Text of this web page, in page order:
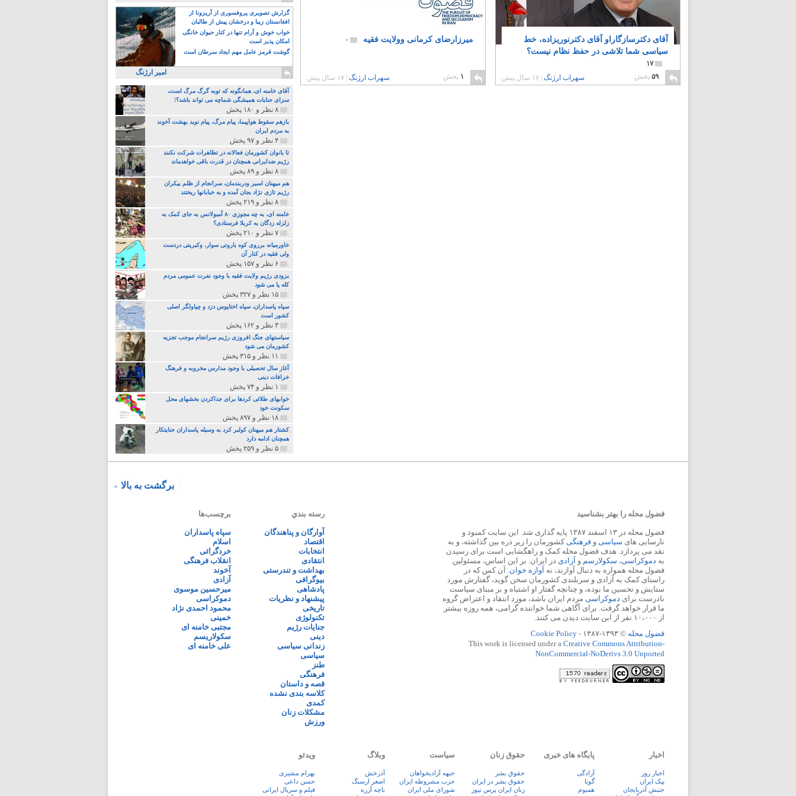
آقای دکترسازگاراو آقای دکترنوریزاده، خط
سیاسی شما تلاشی در حفظ نظام نیست؟
۱۷
۵۹ پخش سهراب ارژنگ |۱۷ سال پیش
میرزارضای کرمانی وولایت فقیه ۰
۱ پخش سهراب ارژنگ ۱۷ سال پیش
گزارش تصویری پروفسوری از آریزونا از
افغانستان زیبا و درخشان پیش از طالبان
خواب خوش و آرام تنها در کنار حیوان خانگی
امکان پذیر است
گوشت قرمز عامل مهم ایجاد سرطان است
امیر ارژنگ
آقای خامنه ای، همانگونه که توبه گرگ مرگ است،
سزای جنایات همیشگی شماچه می تواند باشد؟!
۸ نظر و ۱۸۰ پخش
بازهم سقوط هواپیما، پیام مرگ، پیام نوید بهشت آخوند
به مردم ایران
۴ نظر و ۹۷ پخش
تا بانوان کشورمان فعالانه در تظاهرات شرکت نکنند
رژیم ضدایرانی همچنان در قدرت باقی خواهدماند
۸ نظر و ۸۹ پخش
هم میهنان اسیر ودربندمان، سرانجام از ظلم بیکران
رژیم تازی نژاد بجان آمده و به خبابانها ریختند
۸ نظر و ۲۱۹ پخش
خامنه ای، به چه مجوزی ۸۰ آمبولانس به جای کمک به
زلزله زدگان به کربلا فرستادی؟
۷ نظر و ۲۱۰ پخش
خاورمیانه برروی کوه باروتی سوار، وکبریتی دردست
ولی فقیه در کنار آن
۶ نظر و ۱۵۷ پخش
بزودی رژیم ولایت فقیه با وجود نفرت عمومی مردم
کله پا می شود
۱۵ نظر و ۳۲۷ پخش
سپاه پاسداران، سپاه اختاپوس دزد و چپاولگر اصلی
کشور است
۳ نظر و ۱۶۲ پخش
سیاستهای جنگ افروزی رژیم سرانجام موجب تجزیه
کشورمان می شود
۱۱ نظر و ۳۱۵ پخش
آغاز سال تحصیلی با وجود مدارس مخروبه و فرهنگ
خرافات دینی
۱ نظر و ۷۴ پخش
خوابهای طلائی کردها برای جداکردن بخشهای محل
سکونت خود
۱۸ نظر و ۸۹۷ پخش
کشتار هم میهنان کولبر کرد به وسیله پاسداران جنایتکار
همچنان ادامه دارد
۵ نظر و ۲۵۹ پخش
برگشت به بالا
فضول محله را بهتر بشناسید
فضول محله در ۱۳ اسفند ۱۳۸۷ پایه گذاری شد. این سایت کمبود و
نارسایی های سیاسی و فرهنگیکشورمان را زیر ذره بین گذاشته، و به
نقد می پردازد. هدف فضول محله کمک و راهگشایی است برای رسیدن
به دموکراسی، سکولارسم و آزادی در ایران. بر این اساس، مسئولین
فضول محله همواره به دنبال آوازند، نه آوازه خوان. آن کس که در
راستای کمک به آزادی و سربلندی کشورمان سخن گوید، گفتارش مورد
ستایش و تحسین ما بوده، و چنانچه گفتار او اشتباه و بر مبنای سیاست
نادرست برای دموکراسی مردم ایران باشد، مورد انتقاد و اعتراض گروه
ما قرار خواهد گرفت. برای آگاهی شما خواننده گرامی، همه روزه بیشتر
از ۱۰،۰۰۰ نفر از این سایت دیدن می کنند.
فضول محله © ۱۳۹۳-۱۳۸۷ -
Cookie Policy
This work is licensed under a Creative Commons Attribution-
NonCommercial-NoDerivs 3.0 Unported
رسته بندي
آوارگان و پناهندگان
اقتصاد
انتخابات
انتقادی
بهداشت و تندرستی
بیوگرافی
پادشاهی
پیشنهاد و نظریات
تاریخی
تکنولوژی
جنایات رژیم
دینی
زندانی سیاسی
سیاسی
طنز
فرهنگی
قصه و داستان
کلاسه بندی نشده
کمدی
مشکلات زنان
ورزش
برچسب‌ها
سپاه پاسداران
اسلام
خردگرائی
انقلاب فرهنگی
آخوند
آزادی
میرحسین موسوی
دموکراسی
محمود احمدی نژاد
خمینی
مجتبی خامنه ای
سکولاریسم
علی خامنه ای
اخبار
اخبار روز
پيک ايران
جنبش آذربایجان
پایگاه های خبری
آزادگی
گویا
همبوم
حقوق زنان
حقوق بشر
حقوق بشر در ایران
زنان ايران پرس نيوز
سیاست
جبهه آزادیخواهان
حزب مشروطه ایران
شورای ملی ایران
وبلاگ
آذرخش
اصغر ارسنگ
باچه آزره
ویدئو
بهرام مشیری
حسن داعی
فيلم و سريال ايرانی